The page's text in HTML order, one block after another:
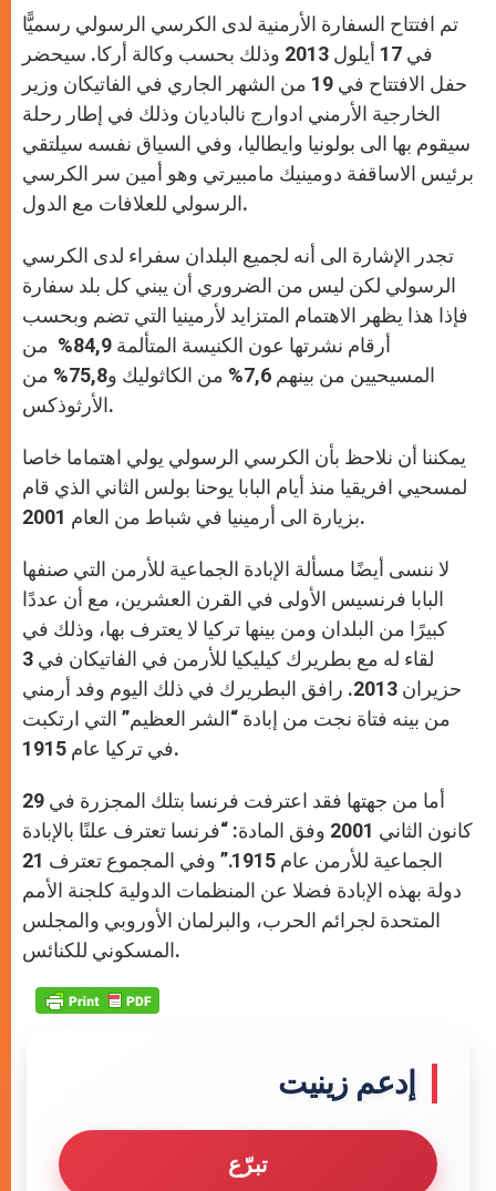
p e
r
o
k
r
تم افتتاح السفارة الأرمنية لدى الكرسي الرسولي رسميًّا
في 17 أيلول 2013 وذلك بحسب وكالة أركا. سيحضر
حفل الافتتاح في 19 من الشهر الجاري في الفاتيكان وزير
الخارجية الأرمني ادوارج نالباديان وذلك في إطار رحلة
سيقوم بها الى بولونيا وايطاليا، وفي السياق نفسه سيلتقي
برئيس الاساقفة دومينيك مامبيرتي وهو أمين سر الكرسي
الرسولي للعلافات مع الدول.
تجدر الإشارة الى أنه لجميع البلدان سفراء لدى الكرسي
الرسولي لكن ليس من الضروري أن يبني كل بلد سفارة
فإذا هذا يظهر الاهتمام المتزايد لأرمينيا التي تضم وبحسب
أرقام نشرتها عون الكنيسة المتألمة 84,9% من
المسيحيين من بينهم 7,6% من الكاثوليك و75,8% من
الأرثوذكس.
يمكننا أن نلاحظ بأن الكرسي الرسولي يولي اهتماما خاصا
لمسحيي افريقيا منذ أيام البابا يوحنا بولس الثاني الذي قام
بزيارة الى أرمينيا في شباط من العام 2001.
لا ننسى أيضًا مسألة الإبادة الجماعية للأرمن التي صنفها
البابا فرنسيس الأولى في القرن العشرين، مع أن عددًا
كبيرًا من البلدان ومن بينها تركيا لا يعترف بها، وذلك في
لقاء له مع بطريرك كيليكيا للأرمن في الفاتيكان في 3
حزيران 2013. رافق البطريرك في ذلك اليوم وفد أرمني
من بينه فتاة نجت من إبادة “الشر العظيم” التي ارتكبت
في تركيا عام 1915.
أما من جهتها فقد اعترفت فرنسا بتلك المجزرة في 29
كانون الثاني 2001 وفق المادة: “فرنسا تعترف علنًا بالإبادة
الجماعية للأرمن عام 1915.” وفي المجموع تعترف 21
دولة بهذه الإبادة فضلا عن المنظمات الدولية كلجنة الأمم
المتحدة لجرائم الحرب، والبرلمان الأوروبي والمجلس
المسكوني للكنائس.
إدعم زينيت
تبرّع